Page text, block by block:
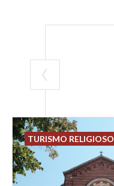
TURISMO RELIGIOSO